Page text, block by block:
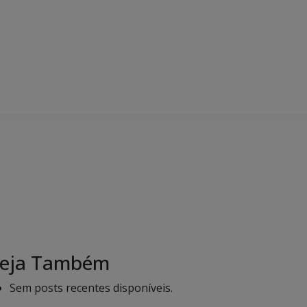
Também
Sem posts recentes disponíveis.